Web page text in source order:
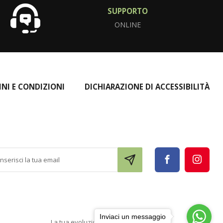
SUPPORTO
ONLINE
E CONDIZIONI DICHIARAZIONE DI ACCESSIBILITÀ
Inviaci un messaggio